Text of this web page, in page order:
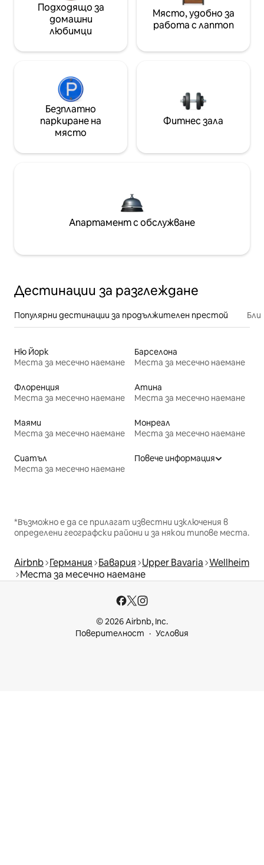
Подходящо за
домашни
любимци
Място, удобно за
работа с лаптоп
Безплатно
паркиране на
място
Фитнес зала
Апартамент с обслужване
Дестинации за разглеждане
Популярни дестинации за продължителен престой
Ню Йорк
Места за месечно наемане
Барселона
Места за месечно наемане
Флоренция
Места за месечно наемане
Атина
Места за месечно наемане
Маями
Места за месечно наемане
Монреал
Места за месечно наемане
Сиатъл
Места за месечно наемане
Повече информация
*Възможно е да се прилагат известни изключения в
определени географски райони и за някои типове места.
Airbnb Германия Бавария Upper Bavaria Wellheim
Места за месечно наемане
© 2026 Airbnb, Inc.
Поверителност
Условия